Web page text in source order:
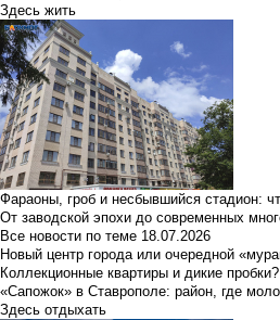
Здесь жить
Фараоны, гроб и несбывшийся стадион:
От заводской эпохи до современных
Все новости по теме 18.07.2026
Новый центр города или очередной
Коллекционные квартиры и дикие
«Сапожок» в Ставрополе: район, где
Здесь отдыхать